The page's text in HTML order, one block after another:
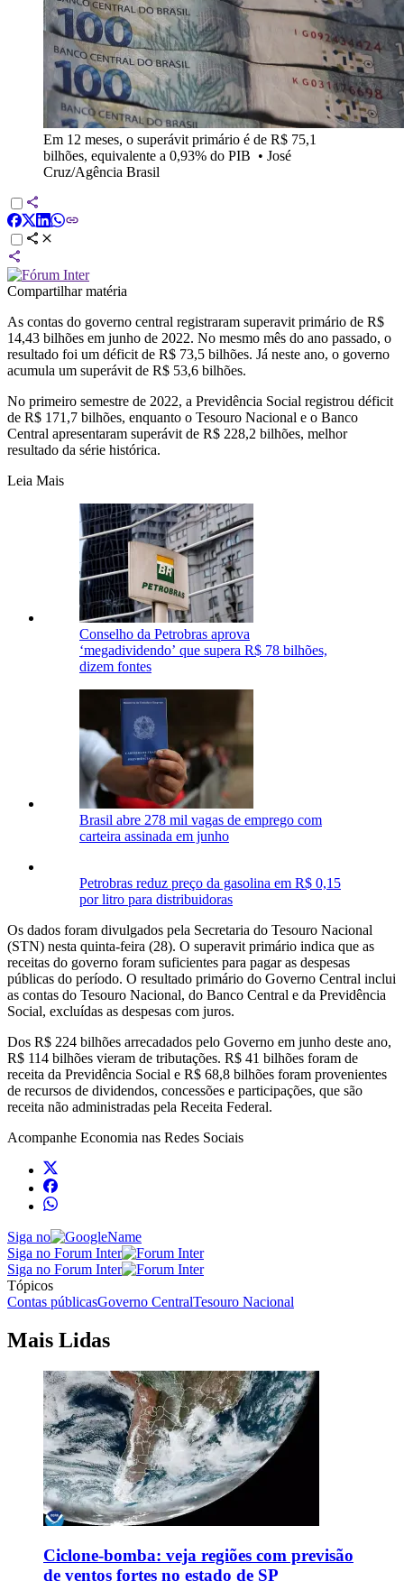
Em 12 meses, o superávit primário é de R$ 75,1
bilhões, equivalente a 0,93% do PIB • José
Cruz/Agência Brasil
Compartilhar matéria
As contas do governo central registraram superavit primário de R$
14,43 bilhões em junho de 2022. No mesmo mês do ano passado, o
resultado foi um déficit de R$ 73,5 bilhões. Já neste ano, o governo
acumula um superávit de R$ 53,6 bilhões.
No primeiro semestre de 2022, a Previdência Social registrou déficit
de R$ 171,7 bilhões, enquanto o Tesouro Nacional e o Banco
Central apresentaram superávit de R$ 228,2 bilhões, melhor
resultado da série histórica.
Leia Mais
Conselho da Petrobras aprova
‘megadividendo’ que supera R$ 78 bilhões,
dizem fontes
Brasil abre 278 mil vagas de emprego com
carteira assinada em junho
Petrobras reduz preço da gasolina em R$ 0,15
por litro para distribuidoras
Os dados foram divulgados pela Secretaria do Tesouro Nacional
(STN) nesta quinta-feira (28). O superavit primário indica que as
receitas do governo foram suficientes para pagar as despesas
públicas do período. O resultado primário do Governo Central inclui
as contas do Tesouro Nacional, do Banco Central e da Previdência
Social, excluídas as despesas com juros.
Dos R$ 224 bilhões arrecadados pelo Governo em junho deste ano,
R$ 114 bilhões vieram de tributações. R$ 41 bilhões foram de
receita da Previdência Social e R$ 68,8 bilhões foram provenientes
de recursos de dividendos, concessões e participações, que são
receita não administradas pela Receita Federal.
Acompanhe Economia nas Redes Sociais
Siga no
Siga no Forum Inter
Siga no Forum Inter
Tópicos
Contas públicasGoverno CentralTesouro Nacional
Mais Lidas
Ciclone-bomba: veja regiões com previsão
de ventos fortes no estado de SP